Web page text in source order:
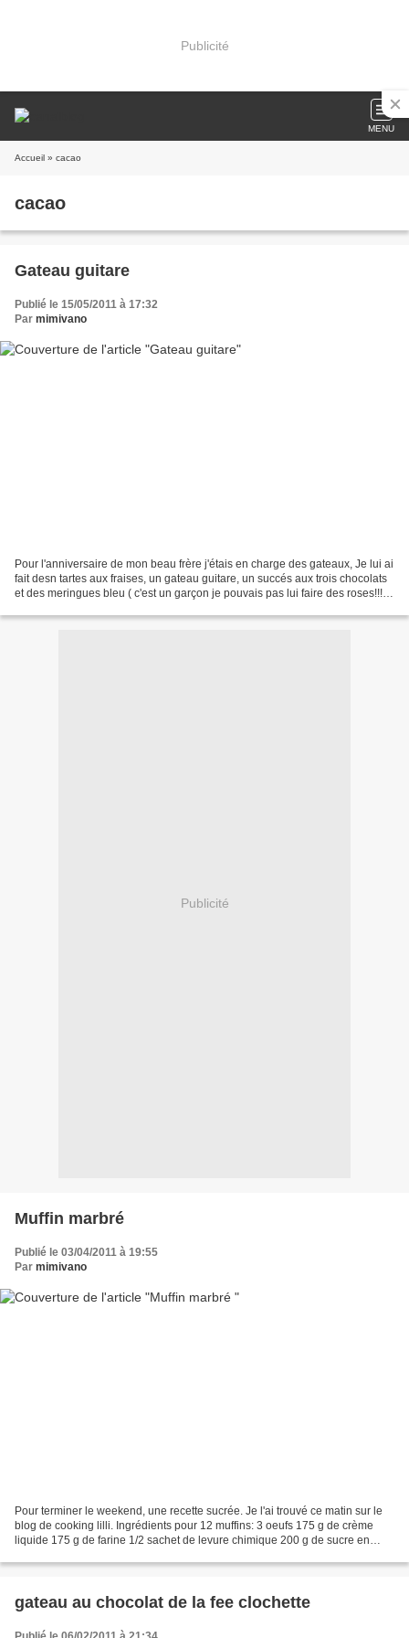
Publicité
MENU
Accueil » cacao
cacao
Gateau guitare
Publié le 15/05/2011 à 17:32
Par mimivano
Pour l'anniversaire de mon beau frère j'étais en charge des gateaux, Je lui ai
fait desn tartes aux fraises, un gateau guitare, un succés aux trois chocolats
et des meringues bleu ( c'est un garçon je pouvais pas lui faire des roses!!!)
Publicité
Muffin marbré
Publié le 03/04/2011 à 19:55
Par mimivano
Pour terminer le weekend, une recette sucrée. Je l'ai trouvé ce matin sur le
blog de cooking lilli. Ingrédients pour 12 muffins: 3 oeufs 175 g de crème
liquide 175 g de farine 1/2 sachet de levure chimique 200 g de sucre en
gateau au chocolat de la fee clochette